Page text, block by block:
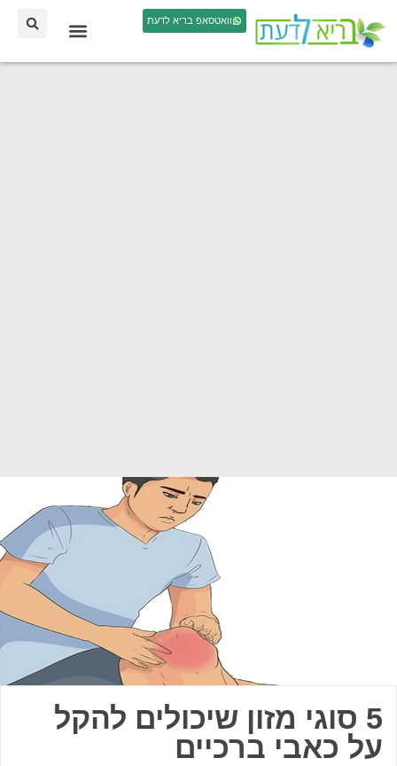
וואטסאפ בריא לדעת
5 סוגי מזון שיכולים להקל
על כאבי ברכיים